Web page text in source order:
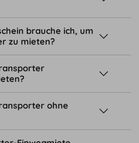
brauche ich, um
zu mieten?
ohne